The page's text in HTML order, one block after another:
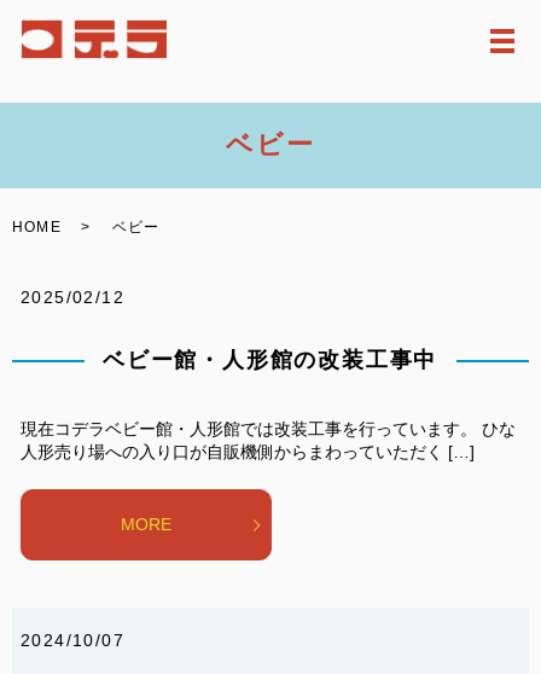
メ
ベビー
HOME ベビー
2025/02/12
ベビー館・人形館の改装工事中
現在コデラベビー館・人形館では改装工事を行っています。 ひな
人形売り場への入り口が自販機側からまわっていただく […]
MORE
2024/10/07